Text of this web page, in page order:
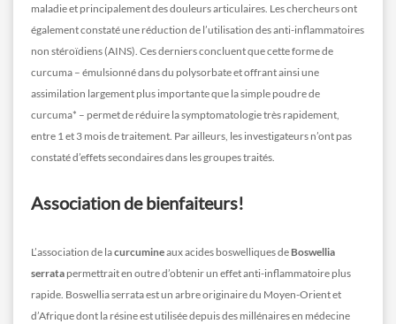
maladie et principalement des douleurs articulaires. Les chercheurs ont
également constaté une réduction de l’utilisation des anti-inflammatoires
non stéroïdiens (AINS). Ces derniers concluent que cette forme de
curcuma – émulsionné dans du polysorbate et offrant ainsi une
assimilation largement plus importante que la simple poudre de
curcuma* – permet de réduire la symptomatologie très rapidement,
entre 1 et 3 mois de traitement. Par ailleurs, les investigateurs n’ont pas
constaté d’effets secondaires dans les groupes traités.
Association de bienfaiteurs!
L’association de lacurcumineaux acides boswelliques de Boswellia
serrata permettrait en outre d’obtenir un effet anti-inflammatoire plus
rapide. Boswellia serrata est un arbre originaire du Moyen-Orient et
d’Afrique dont la résine est utilisée depuis des millénaires en médecine